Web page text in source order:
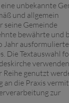
unbekannte
und allgemein
seine Gemeinde
bewährte und
Jahr ausformulierte
Die Textauswahl
Reihe genutzt
an die Praxis
zur